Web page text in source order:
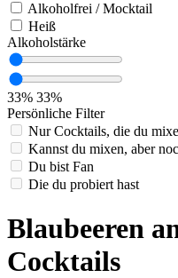
Alkoholfrei / Mocktail
Heiß
Alkoholstärke
33% 33%
Persönliche Filter
Nur Cocktails, die du
Kannst du mixen, aber
Du bist Fan
Die du probiert hast
Blaubeeren
Cocktails